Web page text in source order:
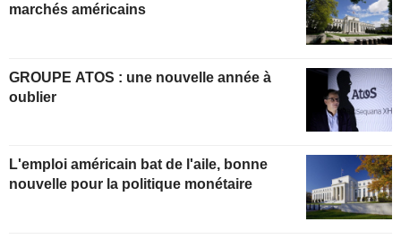
marchés américains
GROUPE ATOS : une nouvelle année à
oublier
L'emploi américain bat de l'aile, bonne
nouvelle pour la politique monétaire